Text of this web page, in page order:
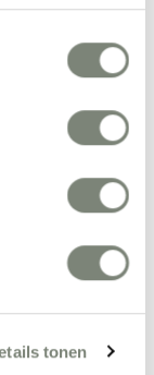
tonen